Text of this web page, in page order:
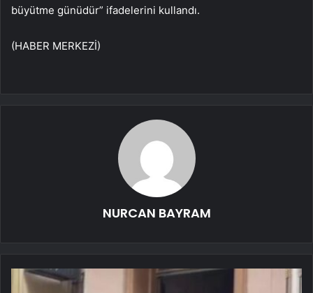
büyütme günüdür” ifadelerini kullandı.
(HABER MERKEZİ)
NURCAN BAYRAM